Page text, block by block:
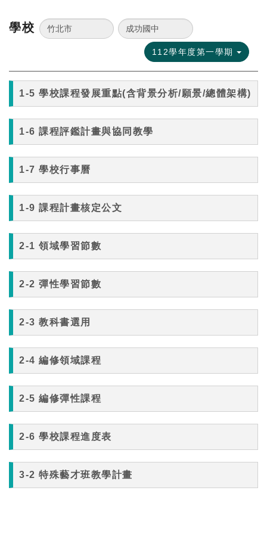
學校
112學年度第一學期
1-5 學校課程發展重點(含背景分析/願景/總體架構)
1-6 課程評鑑計畫與協同教學
1-7 學校行事曆
1-9 課程計畫核定公文
2-1 領域學習節數
2-2 彈性學習節數
2-3 教科書選用
2-4 編修領域課程
2-5 編修彈性課程
2-6 學校課程進度表
3-2 特殊藝才班教學計畫